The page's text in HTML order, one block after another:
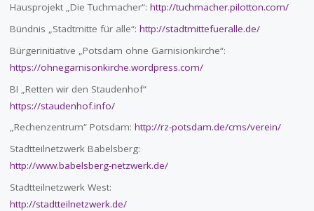
Hausprojekt „Die Tuchmacher“: http://tuchmacher.pilotton.com/
Bündnis „Stadtmitte für alle“: http://stadtmittefueralle.de/
Bürgerinitiative „Potsdam ohne Garnisionkirche“:
https://ohnegarnisonkirche.wordpress.com/
BI „Retten wir den Staudenhof“
https://staudenhof.info/
„Rechenzentrum“ Potsdam: http://rz-potsdam.de/cms/verein/
Stadtteilnetzwerk Babelsberg:
http://www.babelsberg-netzwerk.de/
Stadtteilnetzwerk West:
http://stadtteilnetzwerk.de/